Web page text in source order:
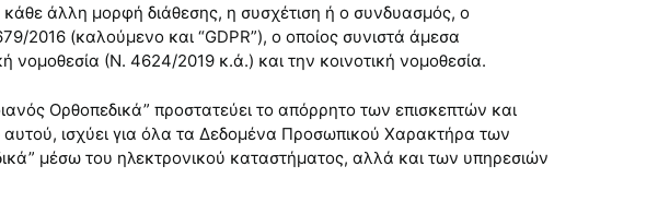
άλλη μορφή διάθεσης, η συσχέτιση ή ο συνδυασμός, ο
2016 (καλούμενο και “GDPR”), ο οποίος συνιστά άμεσα
(Ν. 4624/2019 κ.ά.) και την κοινοτική νομοθεσία.
Ορθοπεδικά” προστατεύει το απόρρητο των επισκεπτών και
ισχύει για όλα τα Δεδομένα Προσωπικού Χαρακτήρα των
μέσω του ηλεκτρονικού καταστήματος, αλλά και των υπηρεσιών